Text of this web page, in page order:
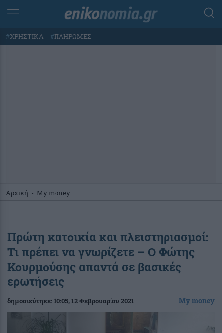
#ΧΡΗΣΤΙΚΑ #ΠΛΗΡΩΜΕΣ
Αρχική - My money
Πρώτη κατοικία και πλειστηριασμοί:
Τι πρέπει να γνωρίζετε – Ο Φώτης
Κουρμούσης απαντά σε βασικές
ερωτήσεις
δημοσιεύτηκε:10:05, 12 Φεβρουαρίου 2021 My money